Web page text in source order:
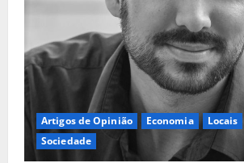
Artigos de Opinião Economia Locais
Sociedade